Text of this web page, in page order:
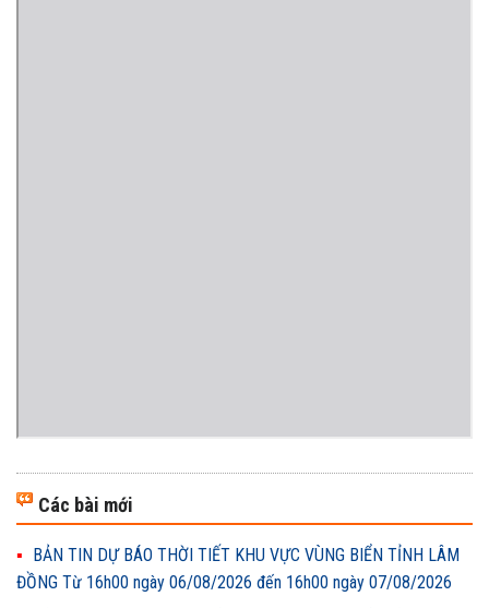
Các bài mới
BẢN TIN DỰ BÁO THỜI TIẾT KHU VỰC VÙNG BIỂN TỈNH LÂM
ĐỒNG Từ 16h00 ngày 06/08/2026 đến 16h00 ngày 07/08/2026